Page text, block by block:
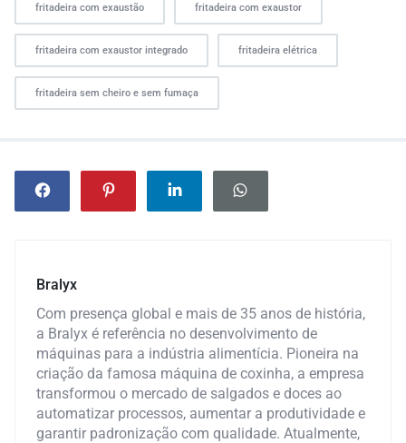
fritadeira com exaustão fritadeira com exaustor
fritadeira com exaustor integrado fritadeira elétrica
fritadeira sem cheiro e sem fumaça
Bralyx
Com presença global e mais de 35 anos de história,
a Bralyx é referência no desenvolvimento de
máquinas para a indústria alimentícia. Pioneira na
criação da famosa máquina de coxinha, a empresa
transformou o mercado de salgados e doces ao
automatizar processos, aumentar a produtividade e
garantir padronização com qualidade. Atualmente,